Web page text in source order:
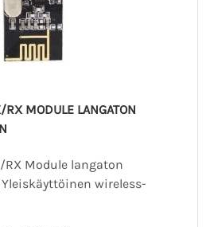
MODULE LANGATON
RX Module langaton
wireless-